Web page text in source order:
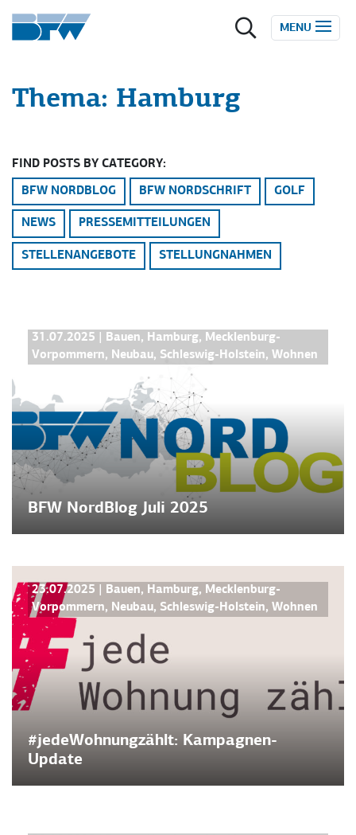
Zum Inhalt springen
MENU
Thema: Hamburg
FIND POSTS BY CATEGORY:
BFW NORDBLOG BFW NORDSCHRIFT GOLF
NEWS PRESSEMITTEILUNGEN
STELLENANGEBOTE STELLUNGNAHMEN
31.07.2025 Bauen, Hamburg, Mecklenburg-
Vorpommern, Neubau, Schleswig-Holstein, Wohnen
BFW NordBlog Juli 2025
23.07.2025 Bauen, Hamburg, Mecklenburg-
Vorpommern, Neubau, Schleswig-Holstein, Wohnen
#jedeWohnungzählt: Kampagnen-
Update